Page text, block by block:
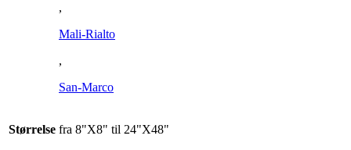
,
Mali-Rialto
,
San-Marco
Størrelse fra 8"X8" til 24"X48"